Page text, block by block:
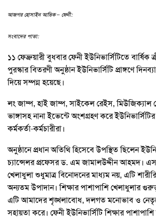
আজগর হোসাইন আতিক – ফেনী:
সংবাদের পাতা:
১১ ফেব্রুয়ারী বুধবার ফেনী ইউনিভার্সিটিতে বার্ষিক
পুরস্কার বিতরণী অনুষ্ঠান ইউনিভার্সিটি প্রাঙ্গণে
দিয়ে সম্পন্ন হয়েছে।
লং জাম্প, হাই জাম্প, সাইকেল রেইস, মিউজিক্যাল
ভাঙ্গাসহ নানা ইভেন্টে অংশগ্রহণ করে ইউনিভার্সিটির
কর্মকর্তা-কর্মচারীরা।
অনুষ্ঠানে প্রধান অতিথি হিসেবে উপস্থিত ছিলেন
চ্যান্সেলর প্রফেসর ড. এম জামালউদ্দীন আহমদ।
খেলাধুলা শুধুমাত্র বিনোদনের মাধ্যম নয়, এটি
অন্যতম উপাদান। শিক্ষার পাশাপাশি খেলাধুলার
এটি আমাদের শৃঙ্খলাবোধ, দলগত মনোভাব ও
সহায়তা করে। ফেনী ইউনিভার্সিটি শিক্ষার